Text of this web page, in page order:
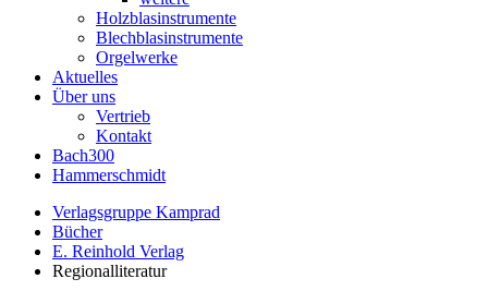
Holzblasinstrumente
Blechblasinstrumente
Orgelwerke
Aktuelles
Über uns
Vertrieb
Kontakt
Bach300
Hammerschmidt
Verlagsgruppe Kamprad
Bücher
E. Reinhold Verlag
Regionalliteratur